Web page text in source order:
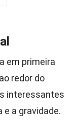
em primeira
redor do
interessantes
e a gravidade.